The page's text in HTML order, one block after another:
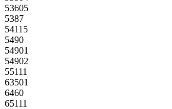
53605
5387
54115
5490
54901
54902
55111
63501
6460
65111